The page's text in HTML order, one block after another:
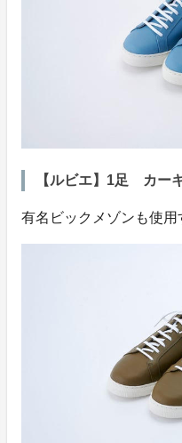
【ルビエ】1足 カー
有名ビックメゾンも使用